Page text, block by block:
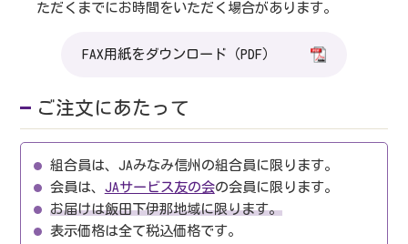
ただくまでにお時間をいただく場合があります。
FAX用紙をダウンロード（PDF）
ご注文にあたって
組合員は、JAみなみ信州の組合員に限ります。
会員は、 JAサービス友の会の会員に限ります。
お届けは飯田下伊那地域に限ります。
表示価格は全て税込価格です。